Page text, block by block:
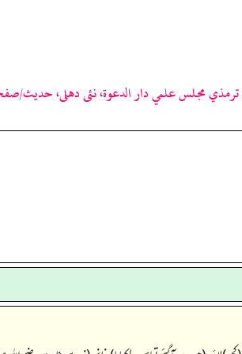
مجلس علمي دار الدعوة، نئى دهلى، حدیث/صفحہ